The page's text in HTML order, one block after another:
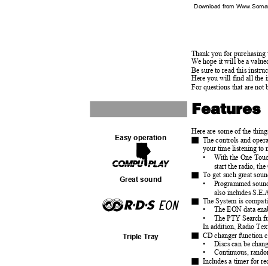
Download from
Thank you for
We hope it will be a
Be sure to read this
Here you will find all the
For questions that are not
Here are some of the
The controls and
your time listening to
Easy operation
Great sound
•
With the One
start the radio,
To get such great
• Programmed
also includes
The System is
•
•
The EON data
The PTY Search
In addition, Radio
CD changer function
Triple Tray
•
•
Discs can be
Continuous,
Includes a timer for